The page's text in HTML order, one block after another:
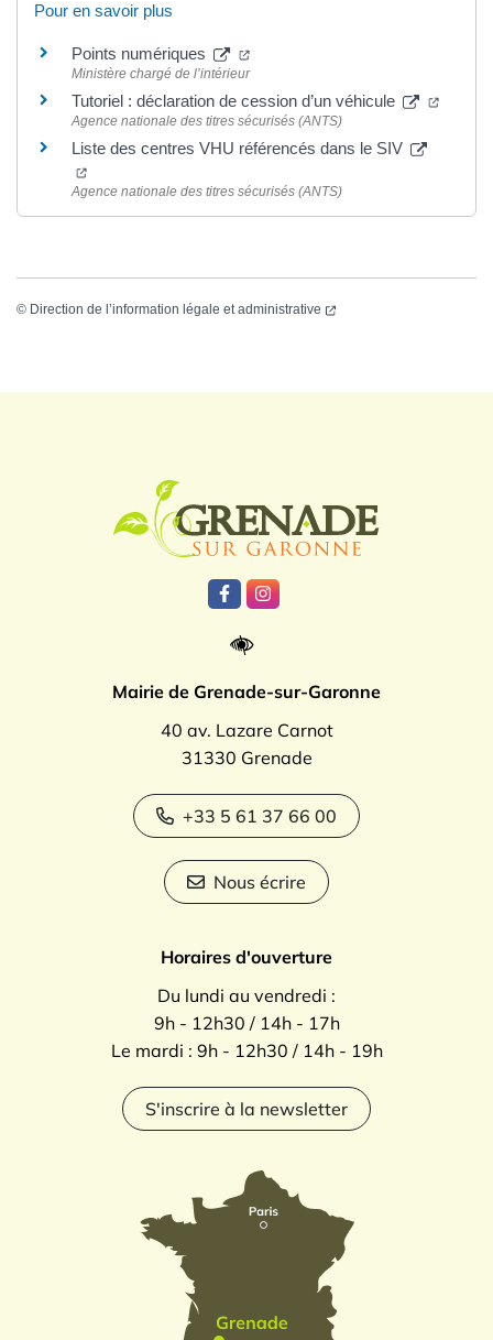
Pour en savoir plus
Points numériques
Ministère chargé de l’intérieur
Tutoriel : déclaration de cession d’un véhicule
Agence nationale des titres sécurisés (ANTS)
Liste des centres VHU référencés dans le SIV
Agence nationale des titres sécurisés (ANTS)
© Direction de l’information légale et administrative
Lien vers le compte Facebook
Lien vers le compte
Mairie de Grenade-sur-Garonne
40 av. Lazare Carnot
31330 Grenade
+33 5 61 37 66 00
Nous écrire
Horaires d'ouverture
Du lundi au vendredi :
9h - 12h30 / 14h - 17h
Le mardi : 9h - 12h30 / 14h - 19h
S'inscrire à la newsletter